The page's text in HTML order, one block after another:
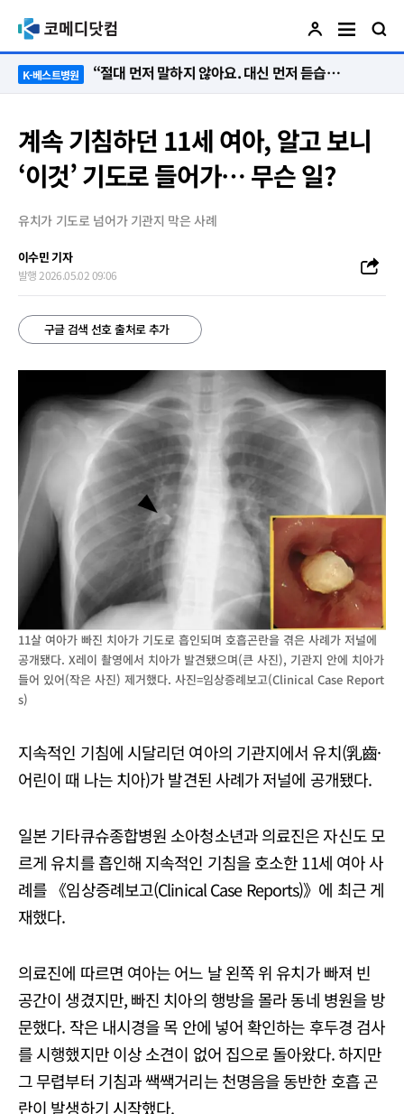
K-베스트병원 “절대 먼저 말하지 않아요. 대신 먼저 듣습니다”
계속 기침하던 11세 여아, 알고 보니
‘이것’ 기도로 들어가… 무슨 일?
유치가 기도로 넘어가 기관지 막은 사례
이수민 기자
발행 2026.05.02 09:06
구글 검색 선호 출처로 추가
11살 여아가 빠진 치아가 기도로 흡인되며 호흡곤란을 겪은 사례가 저널에
공개됐다. X레이 촬영에서 치아가 발견됐으며(큰 사진), 기관지 안에 치아가
들어 있어(작은 사진) 제거했다. 사진=임상증례보고(Clinical Case Report
s)
지속적인 기침에 시달리던 여아의 기관지에서 유치(乳齒·
어린이 때 나는 치아)가 발견된 사례가 저널에 공개됐다.
일본 기타큐슈종합병원 소아청소년과 의료진은 자신도 모
르게 유치를 흡인해 지속적인 기침을 호소한 11세 여아 사
례를 《임상증례보고(Clinical Case Reports)》에 최근 게
재했다.
의료진에 따르면 여아는 어느 날 왼쪽 위 유치가 빠져 빈
공간이 생겼지만, 빠진 치아의 행방을 몰라 동네 병원을 방
문했다. 작은 내시경을 목 안에 넣어 확인하는 후두경 검사
를 시행했지만 이상 소견이 없어 집으로 돌아왔다. 하지만
그 무렵부터 기침과 쌕쌕거리는 천명음을 동반한 호흡 곤
란이 발생하기 시작했다.